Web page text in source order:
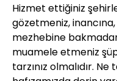
Hizmet ettiğiniz
gözetmeniz,
mezhebine
muamele etmeniz
tarzınız olmalıdır.